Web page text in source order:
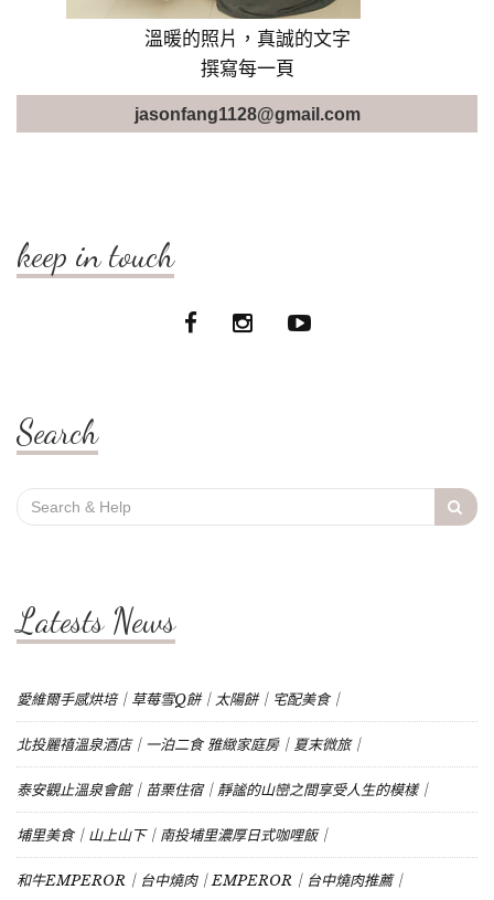
溫暖的照片，真誠的文字
撰寫每一頁
jasonfang1128@gmail.com
keep in touch
Search
Search
for:
Latests News
愛維爾手感烘培｜草莓雪Q餅｜太陽餅｜宅配美食｜
北投麗禧溫泉酒店｜一泊二食 雅緻家庭房｜夏末微旅｜
泰安觀止溫泉會館｜苗栗住宿｜靜謐的山巒之間享受人生的模樣｜
埔里美食｜山上山下｜南投埔里濃厚日式咖哩飯｜
和牛EMPEROR｜台中燒肉｜EMPEROR｜台中燒肉推薦｜